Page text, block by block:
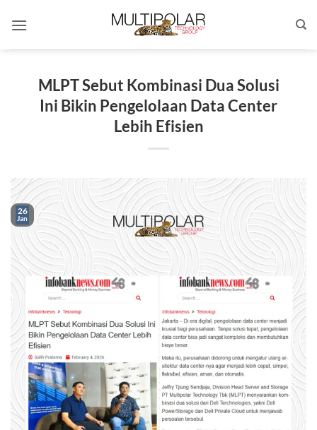
MLPT Sebut Kombinasi Dua Solusi
Ini Bikin Pengelolaan Data Center
Lebih Efisien
26
Jan